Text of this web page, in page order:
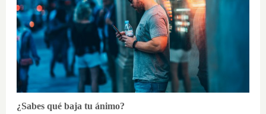
¿Sabes qué baja tu ánimo?